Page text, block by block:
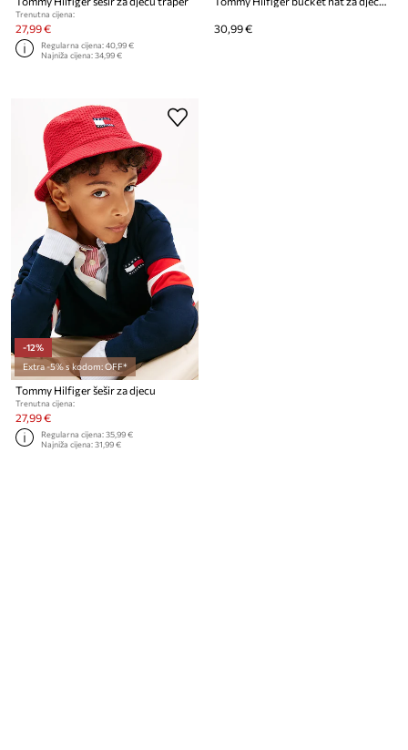
Trenutna cijena:
27,99 €
Regularna cijena:40,99 €
Najniža cijena:34,99 €
30,99 €
-12%
Extra -5% s kodom: OFF*
Tommy Hilfiger šešir za djecu
Trenutna cijena:
27,99 €
Regularna cijena:35,99 €
Najniža cijena:31,99 €